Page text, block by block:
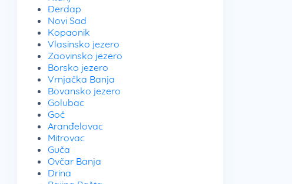
Đerdap
Novi Sad
Kopaonik
Vlasinsko jezero
Zaovinsko jezero
Borsko jezero
Vrnjačka Banja
Bovansko jezero
Golubac
Goč
Aranđelovac
Mitrovac
Guča
Ovčar Banja
Drina